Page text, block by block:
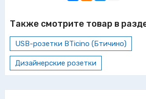
Также смотрите товар в
USB-розетки BTicino (Бтичино)
Дизайнерские розетки